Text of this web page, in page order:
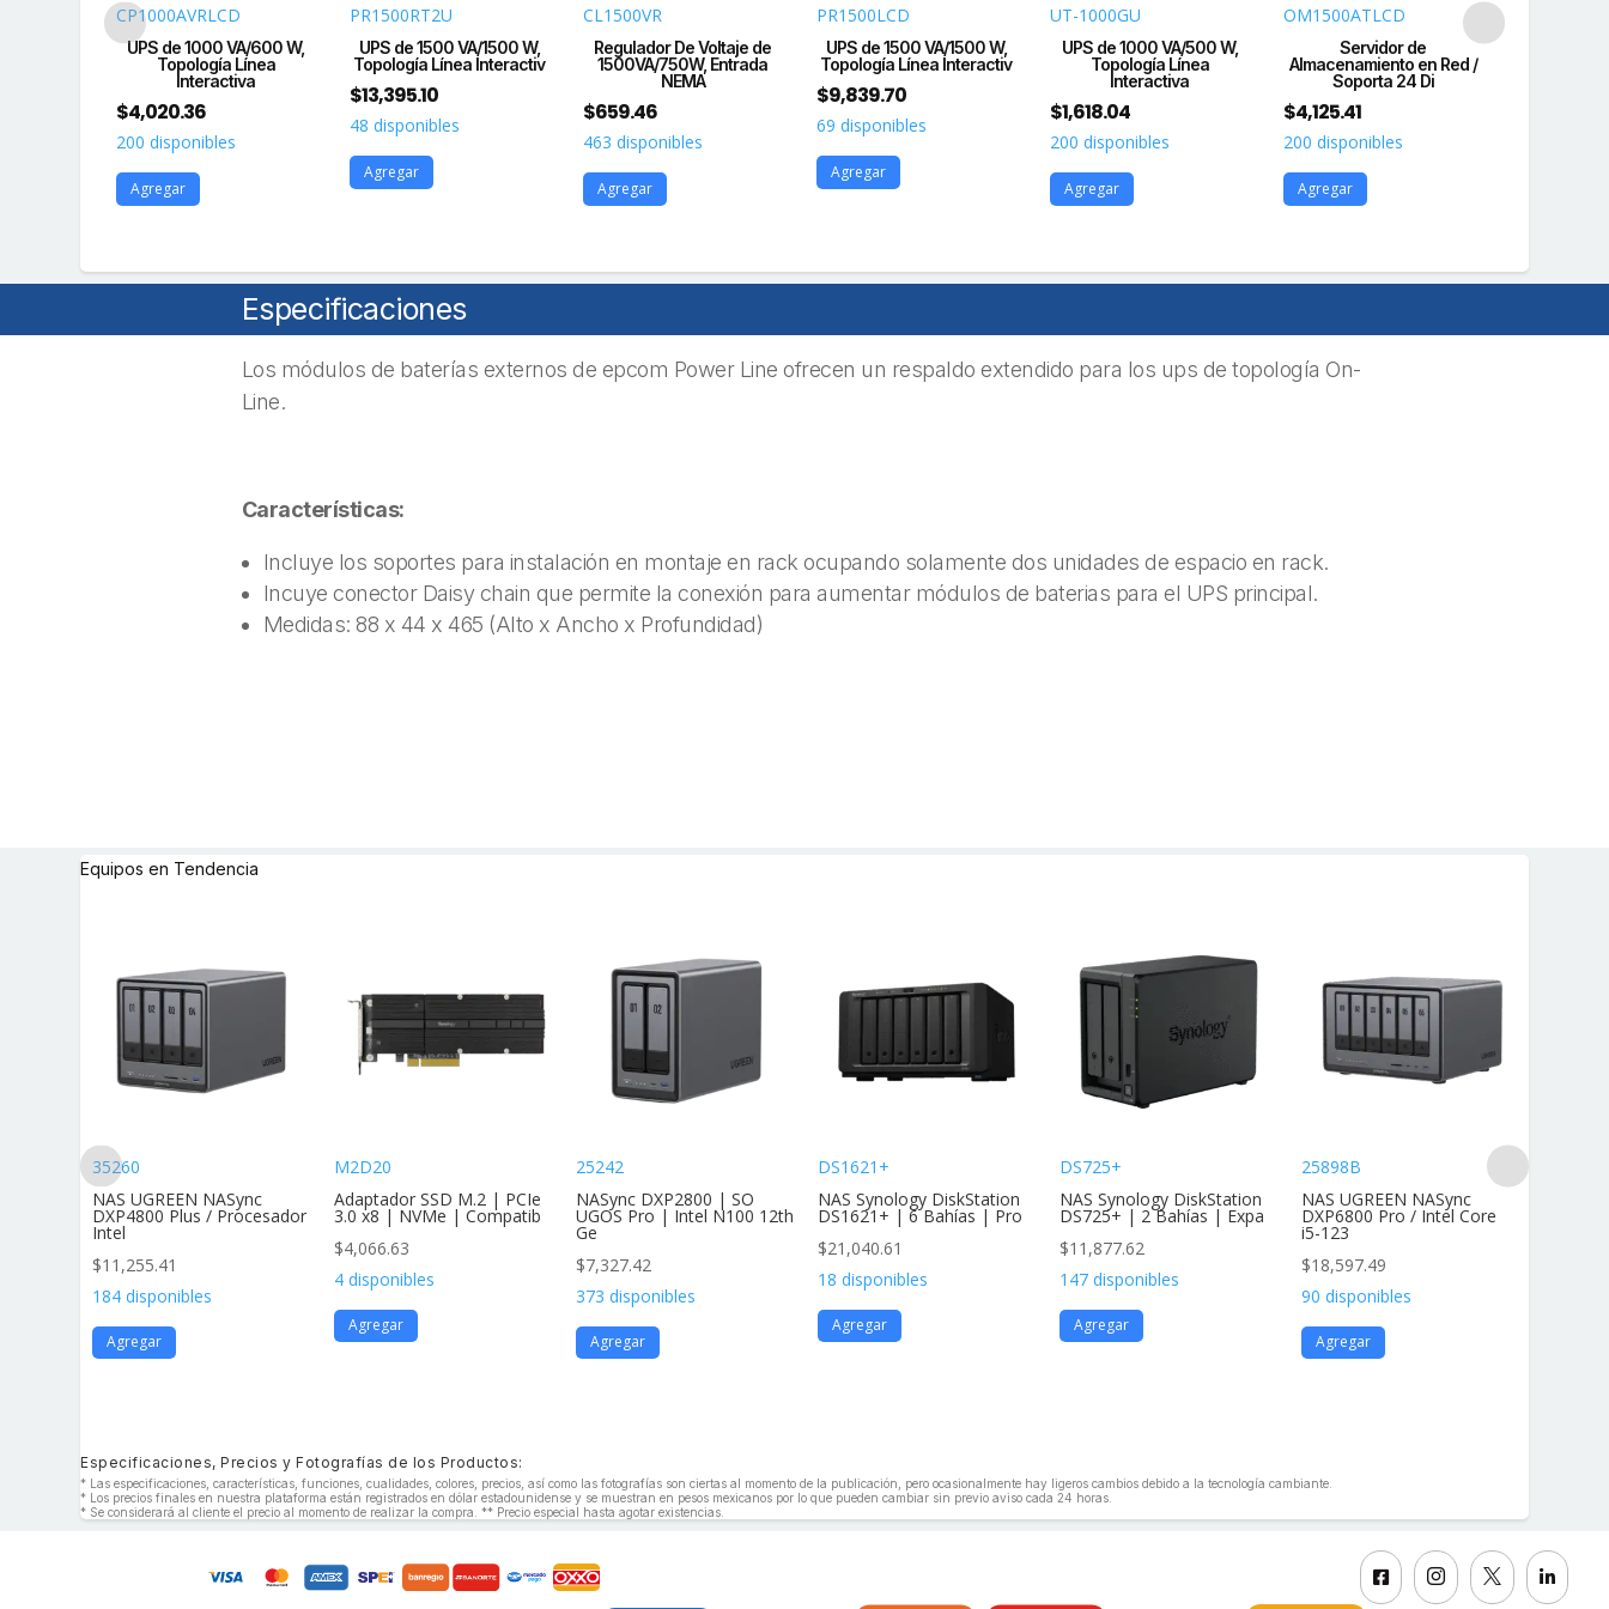
CP1000AVRLCD
UPS de 1000 VA/600 W,
Topología Línea
Interactiva
$4,020.36
200 disponibles
Agregar
PR1500RT2U
UPS de 1500 VA/1500 W,
Topología Línea Interactiv
$13,395.10
48 disponibles
Agregar
CL1500VR
Regulador De Voltaje de
1500VA/750W, Entrada
NEMA
$659.46
463 disponibles
Agregar
PR1500LCD
UPS de 1500 VA/1500 W,
Topología Línea Interactiv
$9,839.70
69 disponibles
Agregar
UT-1000GU
UPS de 1000 VA/500 W,
Topología Línea
Interactiva
$1,618.04
200 disponibles
Agregar
OM1500ATLCD
Servidor de
Almacenamiento en Red /
Soporta 24 Di
$4,125.41
200 disponibles
Agregar
Especificaciones
Los módulos de baterías externos de epcom Power Line ofrecen un respaldo extendido para los ups de topología On-
Line.
Características:
Incluye los soportes para instalación en montaje en rack ocupando solamente dos unidades de espacio en rack.
Incuye conector Daisy chain que permite la conexión para aumentar módulos de baterias para el UPS principal.
Medidas: 88 x 44 x 465 (Alto x Ancho x Profundidad)
Equipos en Tendencia
35260
NAS UGREEN NASync
DXP4800 Plus / Procesador
Intel
$11,255.41
184 disponibles
Agregar
M2D20
Adaptador SSD M.2 | PCIe
3.0 x8 | NVMe | Compatib
$4,066.63
4 disponibles
Agregar
25242
NASync DXP2800 | SO
UGOS Pro | Intel N100 12th
Ge
$7,327.42
373 disponibles
Agregar
DS1621+
NAS Synology DiskStation
DS1621+ | 6 Bahías | Pro
$21,040.61
18 disponibles
Agregar
DS725+
NAS Synology DiskStation
DS725+ | 2 Bahías | Expa
$11,877.62
147 disponibles
Agregar
25898B
NAS UGREEN NASync
DXP6800 Pro / Intel Core
i5-123
$18,597.49
90 disponibles
Agregar
Especificaciones, Precios y Fotografías de los Productos:
* Las especificaciones, características, funciones, cualidades, colores, precios, así como las fotografías son ciertas al momento de la publicación, pero ocasionalmente hay ligeros cambios debido a la tecnología cambiante.
* Los precios finales en nuestra plataforma están registrados en dólar estadounidense y se muestran en pesos mexicanos por lo que pueden cambiar sin previo aviso cada 24 horas.
* Se considerará al cliente el precio al momento de realizar la compra. ** Precio especial hasta agotar existencias.
   